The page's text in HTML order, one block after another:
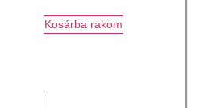
Kosárba rakom